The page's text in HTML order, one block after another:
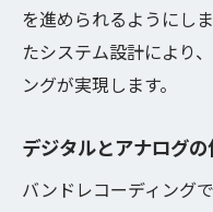
を進められるようにし
たシステム設計により
ングが実現します。
デジタルとアナログ
バンドレコーディング